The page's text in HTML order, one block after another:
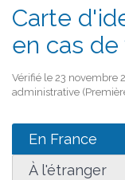
Carte
en cas de
Vérifié le 23 novembre
administrative
En France
À l'étranger